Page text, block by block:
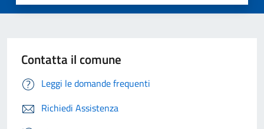
Contatta il comune
Leggi le domande frequenti
Richiedi Assistenza